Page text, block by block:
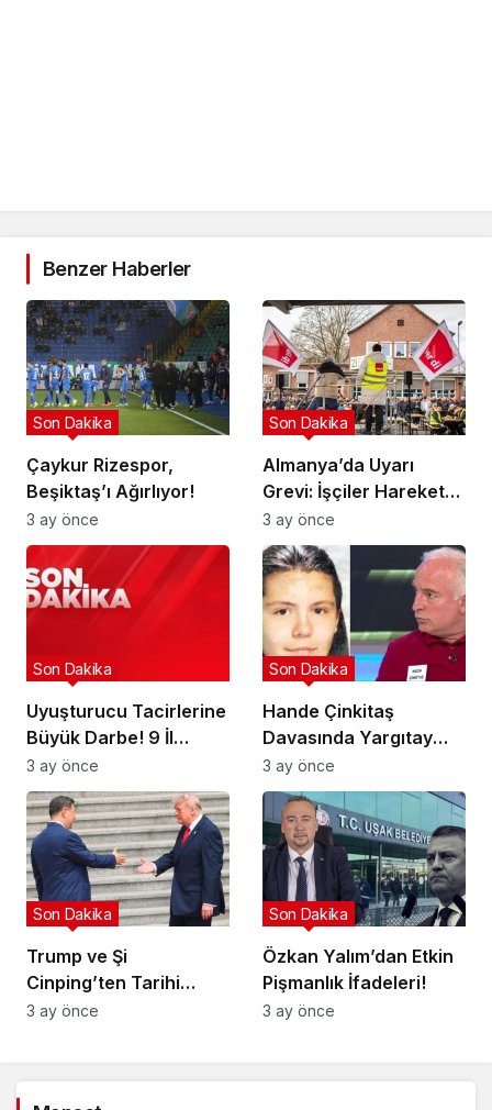
Benzer Haberler
Çaykur Rizespor,
Beşiktaş’ı Ağırlıyor!
Son Dakika
3 ay önce
Almanya’da Uyarı
Grevi: İşçiler Harekete
Geçti!
Son Dakika
3 ay önce
Uyuşturucu Tacirlerine
Büyük Darbe! 9 İl
Hedefte!
Son Dakika
3 ay önce
Hande Çinkitaş
Davasında Yargıtay
Kararı!
Son Dakika
3 ay önce
Trump ve Şi
Cinping’ten Tarihi
Ortaklık Mesajı
Son Dakika
3 ay önce
Özkan Yalım’dan Etkin
Pişmanlık İfadeleri!
Son Dakika
3 ay önce